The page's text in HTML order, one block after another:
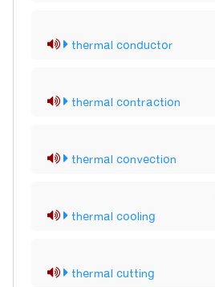
thermal conductor
thermal contraction
thermal convection
thermal cooling
thermal cutting